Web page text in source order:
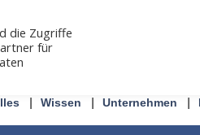
Wissen Unternehmen
die Zugriffe
für